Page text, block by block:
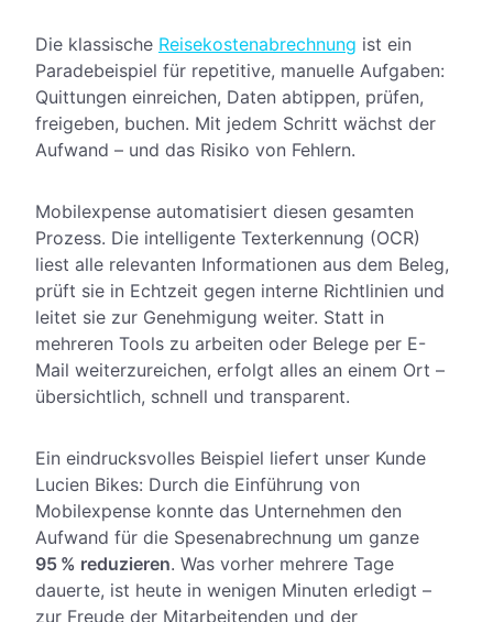
Die klassische Reisekostenabrechnung ist ein
Paradebeispiel für repetitive, manuelle Aufgaben:
Quittungen einreichen, Daten abtippen, prüfen,
freigeben, buchen. Mit jedem Schritt wächst der
Aufwand – und das Risiko von Fehlern.
Mobilexpense automatisiert diesen gesamten
Prozess. Die intelligente Texterkennung (OCR)
liest alle relevanten Informationen aus dem Beleg,
prüft sie in Echtzeit gegen interne Richtlinien und
leitet sie zur Genehmigung weiter. Statt in
mehreren Tools zu arbeiten oder Belege per E-
Mail weiterzureichen, erfolgt alles an einem Ort –
übersichtlich, schnell und transparent.
Ein eindrucksvolles Beispiel liefert unser Kunde
Lucien Bikes: Durch die Einführung von
Mobilexpense konnte das Unternehmen den
Aufwand für die Spesenabrechnung um ganze
95 % reduzieren. Was vorher mehrere Tage
dauerte, ist heute in wenigen Minuten erledigt –
zur Freude der Mitarbeitenden und der